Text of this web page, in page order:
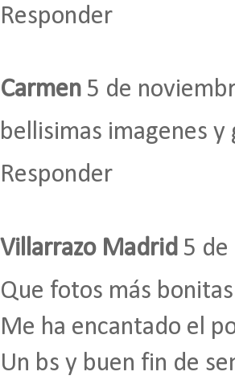
Responder
Carmen 5 de
bellisimas imagenes y
Responder
Villarrazo Madrid 5
Que fotos más
Me ha encantado el
Un bs y buen fin de